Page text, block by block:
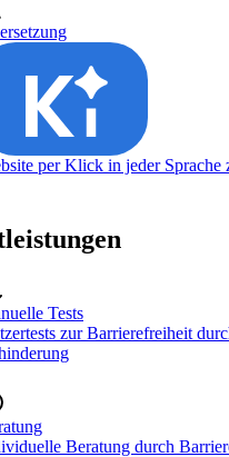
per Klick in jeder Sprache
Tests
zur Barrierefreiheit
Beratung durch